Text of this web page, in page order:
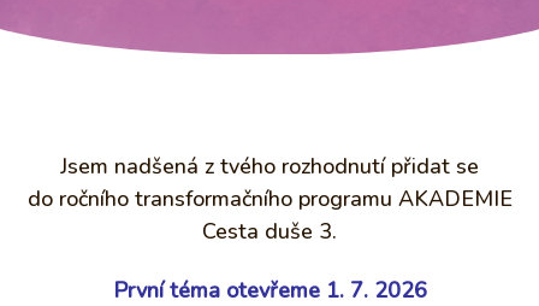
Jsem nadšená z tvého rozhodnutí přidat se
do ročního transformačního programu AKADEMIE
Cesta duše 3.
První téma otevřeme 1. 7. 2026